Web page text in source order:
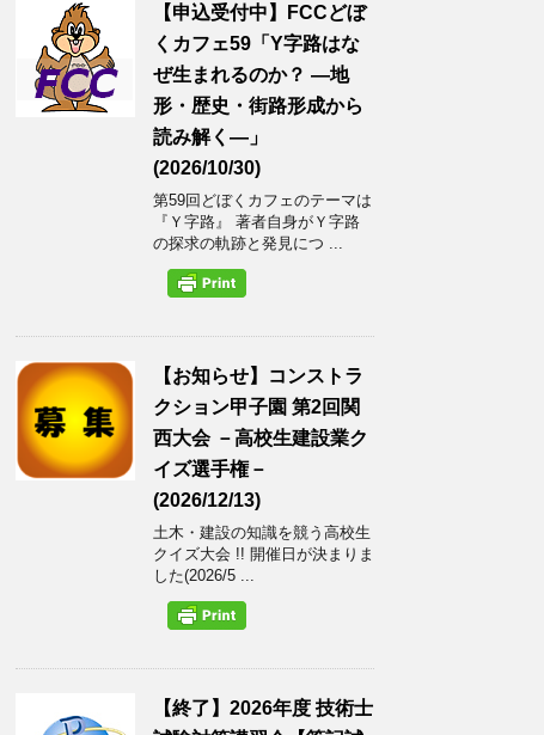
【申込受付中】FCCどぼ
くカフェ59「Y字路はな
ぜ生まれるのか？ ―地
形・歴史・街路形成から
読み解く―」
(2026/10/30)
第59回どぼくカフェのテーマは
『Ｙ字路』 著者自身がＹ字路
の探求の軌跡と発見につ ...
【お知らせ】コンストラ
クション甲子園 第2回関
西大会 －高校生建設業ク
イズ選手権－
(2026/12/13)
土木・建設の知識を競う高校生
クイズ大会 !! 開催日が決まりま
した(2026/5 ...
【終了】2026年度 技術士